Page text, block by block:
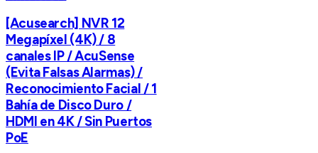
[Acusearch] NVR 12
Megapíxel (4K) / 8
canales IP / AcuSense
(Evita Falsas Alarmas) /
Reconocimiento Facial / 1
Bahía de Disco Duro /
HDMI en 4K / Sin Puertos
PoE